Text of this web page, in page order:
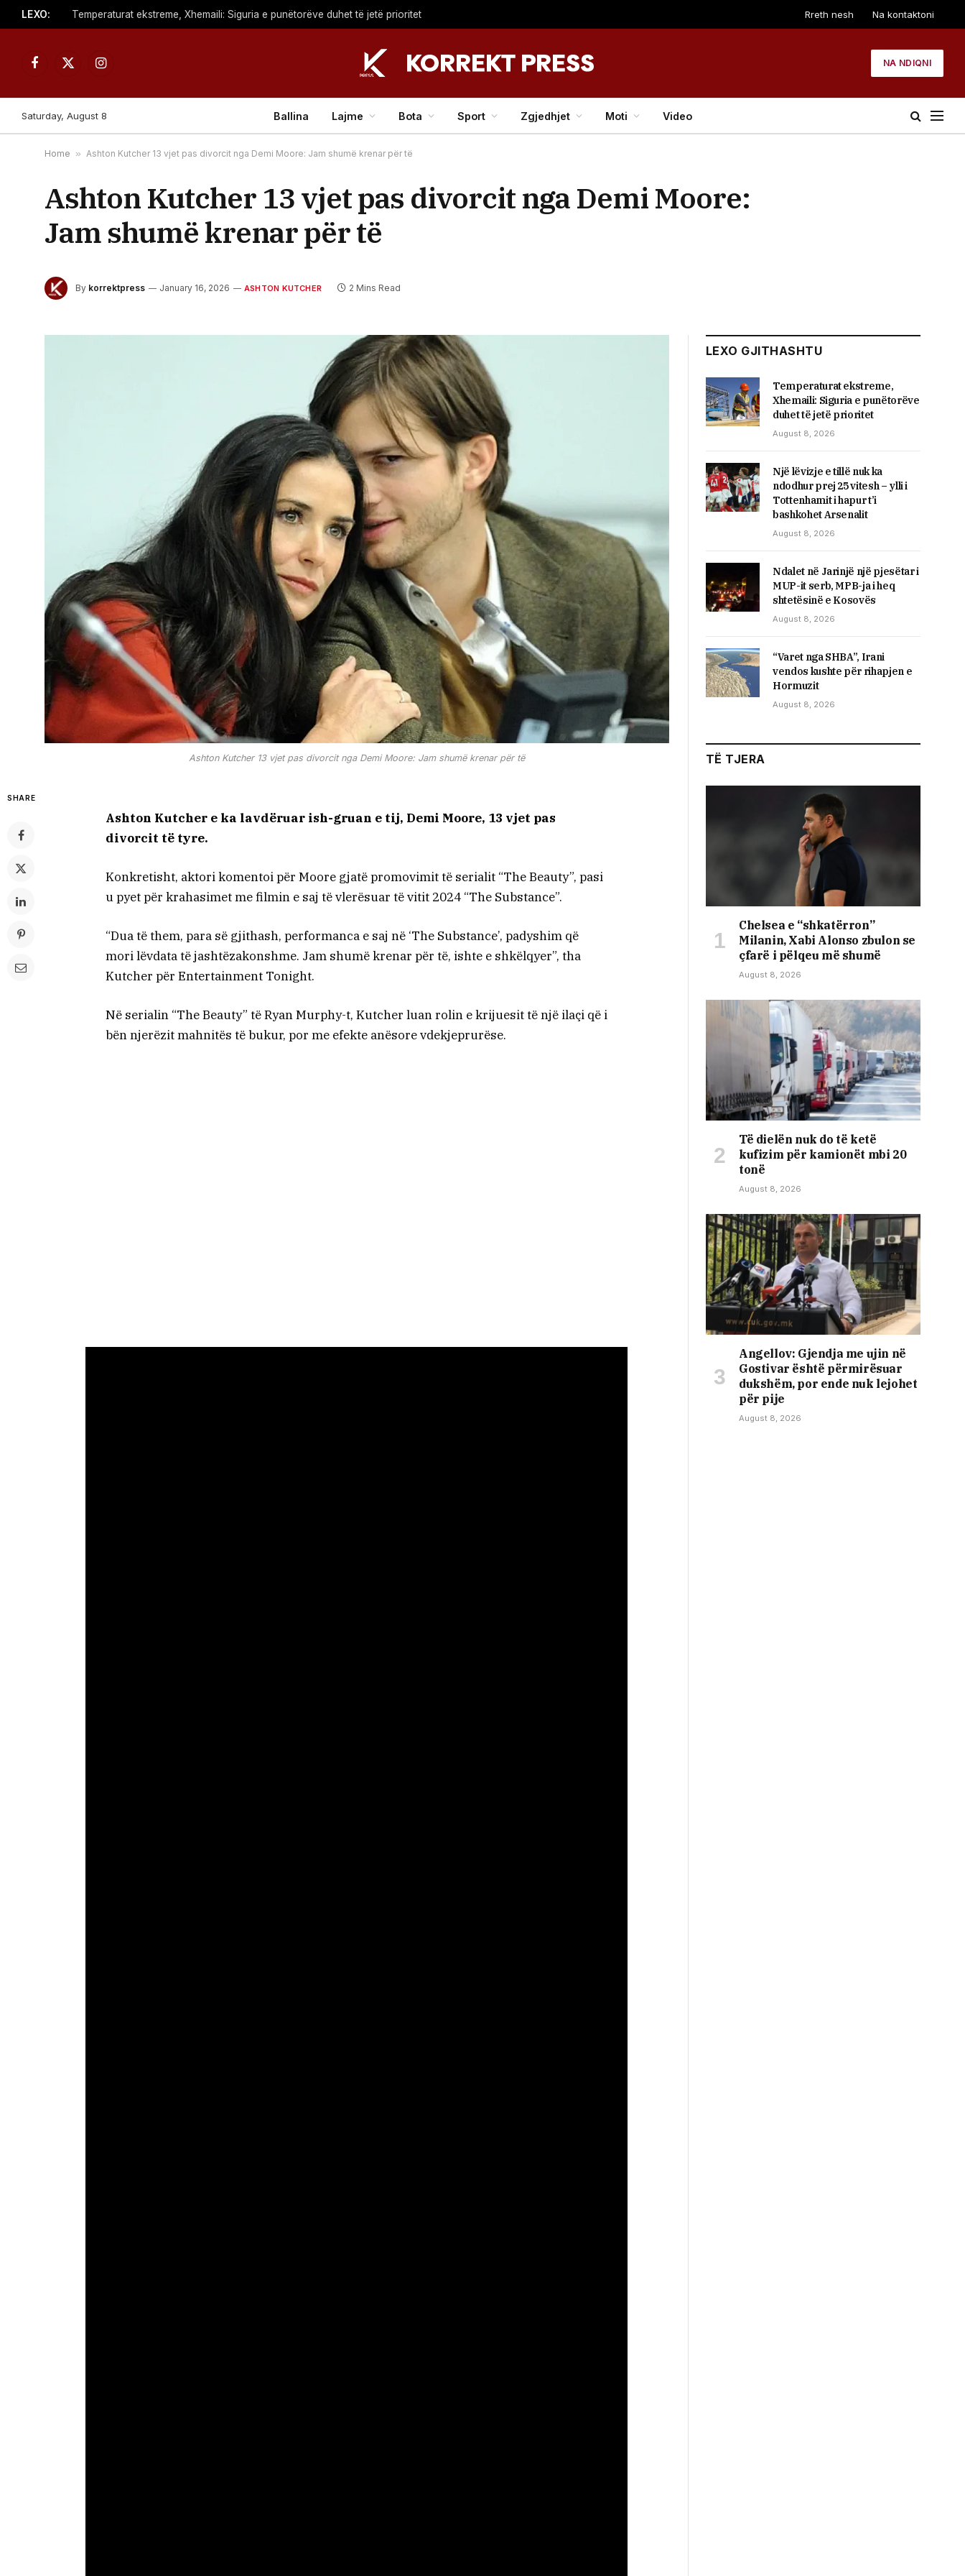
LEXO: Temperaturat ekstreme, Xhemaili: Siguria e punëtorëve duhet të jetë prioritet Rreth nesh Na kontaktoni
Facebook
X
Instagram
NA NDIQNI
Saturday, August 8 Ballina Lajme Bota Sport Zgjedhjet Moti Video
Home » Ashton Kutcher 13 vjet pas divorcit nga Demi Moore: Jam shumë krenar për të
Ashton Kutcher 13 vjet pas divorcit nga Demi Moore:
Jam shumë krenar për të
By korrektpress January 16, 2026 ASHTON KUTCHER 2 Mins Read
Ashton Kutcher 13 vjet pas divorcit nga Demi Moore: Jam shumë krenar për të
SHARE
Ashton Kutcher e ka lavdëruar ish-gruan e tij, Demi Moore, 13 vjet pas
divorcit të tyre.
Konkretisht, aktori komentoi për Moore gjatë promovimit të serialit “The Beauty”, pasi
u pyet për krahasimet me filmin e saj të vlerësuar të vitit 2024 “The Substance”.
“Dua të them, para së gjithash, performanca e saj në ‘The Substance’, padyshim që
mori lëvdata të jashtëzakonshme. Jam shumë krenar për të, ishte e shkëlqyer”, tha
Kutcher për Entertainment Tonight.
Në serialin “The Beauty” të Ryan Murphy-t, Kutcher luan rolin e krijuesit të një ilaçi që i
bën njerëzit mahnitës të bukur, por me efekte anësore vdekjeprurëse.
LEXO GJITHASHTU
Temperaturat ekstreme,
Xhemaili: Siguria e punëtorëve
duhet të jetë prioritet
August 8, 2026
Një lëvizje e tillë nuk ka
ndodhur prej 25 vitesh – ylli i
Tottenhamit i hapur t’i
bashkohet Arsenalit
August 8, 2026
Ndalet në Jarinjë një pjesëtar i
MUP-it serb, MPB-ja i heq
shtetësinë e Kosovës
August 8, 2026
“Varet nga SHBA”, Irani
vendos kushte për rihapjen e
Hormuzit
August 8, 2026
TË TJERA
Chelsea e “shkatërron”
Milanin, Xabi Alonso zbulon se
çfarë i pëlqeu më shumë
August 8, 2026
Të dielën nuk do të ketë
kufizim për kamionët mbi 20
tonë
August 8, 2026
Angellov: Gjendja me ujin në
Gostivar është përmirësuar
dukshëm, por ende nuk lejohet
për pije
August 8, 2026